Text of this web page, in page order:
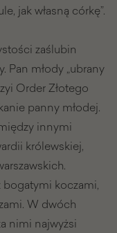
jak własną córkę”.
zaślubin
Pan młody „ubrany
Order Złotego
panny młodej.
innymi
królewskiej,
bogatymi koczami,
W dwóch
nimi najwyżsi